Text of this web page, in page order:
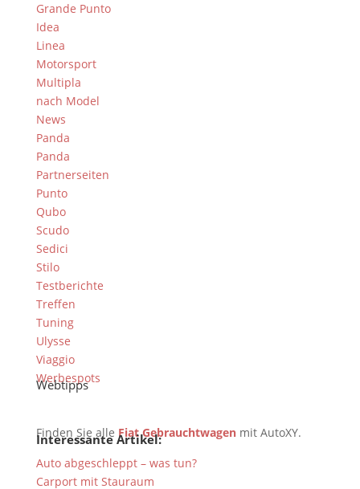
Grande Punto
Idea
Linea
Motorsport
Multipla
nach Model
News
Panda
Panda
Partnerseiten
Punto
Qubo
Scudo
Sedici
Stilo
Testberichte
Treffen
Tuning
Ulysse
Viaggio
Werbespots
Webtipps
Finden Sie alle Fiat Gebrauchtwagenmit AutoXY.
Interessante Artikel:
Auto abgeschleppt – was tun?
Carport mit Stauraum